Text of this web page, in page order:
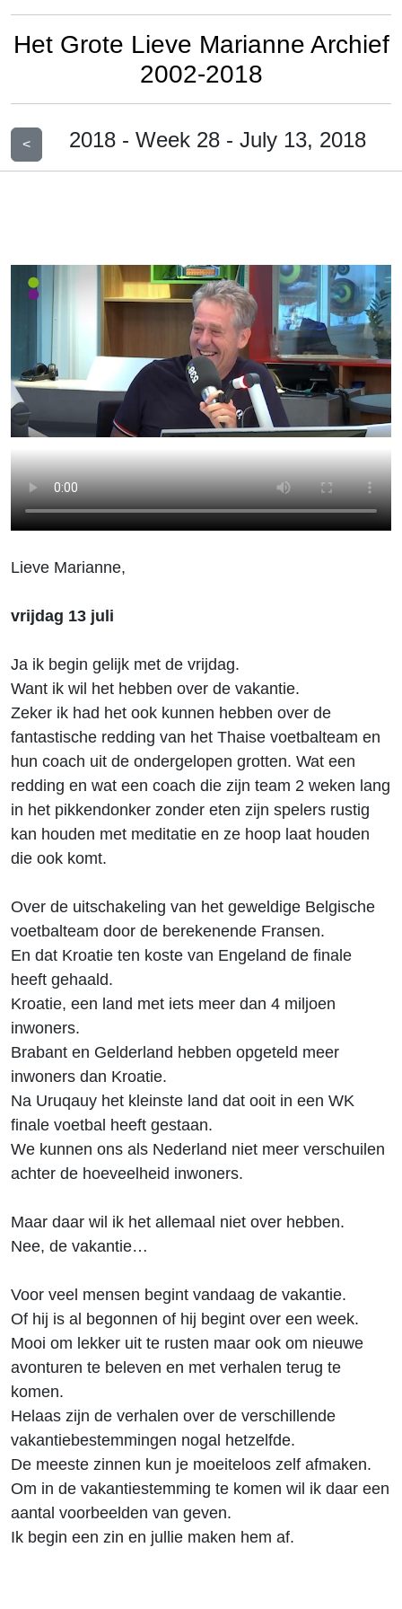
Het Grote Lieve Marianne Archief
2002-2018
< 2018 - Week 28 - July 13, 2018
Lieve Marianne,
vrijdag 13 juli
Ja ik begin gelijk met de vrijdag.
Want ik wil het hebben over de vakantie.
Zeker ik had het ook kunnen hebben over de
fantastische redding van het Thaise voetbalteam en
hun coach uit de ondergelopen grotten. Wat een
redding en wat een coach die zijn team 2 weken lang
in het pikkendonker zonder eten zijn spelers rustig
kan houden met meditatie en ze hoop laat houden
die ook komt.
Over de uitschakeling van het geweldige Belgische
voetbalteam door de berekenende Fransen.
En dat Kroatie ten koste van Engeland de finale
heeft gehaald.
Kroatie, een land met iets meer dan 4 miljoen
inwoners.
Brabant en Gelderland hebben opgeteld meer
inwoners dan Kroatie.
Na Uruqauy het kleinste land dat ooit in een WK
finale voetbal heeft gestaan.
We kunnen ons als Nederland niet meer verschuilen
achter de hoeveelheid inwoners.
Maar daar wil ik het allemaal niet over hebben.
Nee, de vakantie…
Voor veel mensen begint vandaag de vakantie.
Of hij is al begonnen of hij begint over een week.
Mooi om lekker uit te rusten maar ook om nieuwe
avonturen te beleven en met verhalen terug te
komen.
Helaas zijn de verhalen over de verschillende
vakantiebestemmingen nogal hetzelfde.
De meeste zinnen kun je moeiteloos zelf afmaken.
Om in de vakantiestemming te komen wil ik daar een
aantal voorbeelden van geven.
Ik begin een zin en jullie maken hem af.